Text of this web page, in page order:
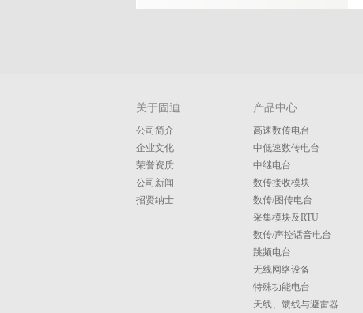
关于固迪
公司简介
企业文化
荣誉资质
公司新闻
招贤纳士
产品中心
高速数传电台
中低速数传电台
中继电台
数传接收模块
数传/图传电台
采集模块及RTU
数传/声控话音电台
跳频电台
无线网络设备
特殊功能电台
天线、馈线与避雷器